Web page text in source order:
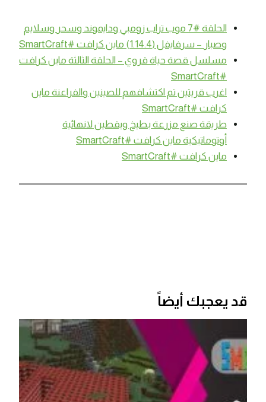
الحلقة #7 موب تراب زومبي ودايموند وسحر وسلايم
وصبار – سرفايفل (1.14.4) ماين كرافت #SmartCraft
مسلسل قصة حياة قروي – الحلقة الثالثة ماين كرافت
#SmartCraft
اغرب قريتين تم اكتشافهم للصينين والفراعنة ماين
كرافت #SmartCraft
طريقة صنع مزرعة بطيخ ويقطين لانهائية
أوتوماتيكية ماين كرافت #SmartCraft
ماين كرافت #SmartCraft
قد يعجبك أيضاً